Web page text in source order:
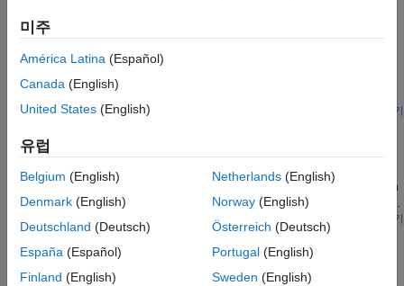
사용자 지정 컴포넌트 및 라이브러리 만들기
Custom Inductor (B-H Curve)
Starting with fundamental parameter values, the parameters for
linear and nonlinear representations are derived. These
parameters are then used in a Simscape™ model and the
simulation outputs compared.
모델 열기
Calculation and confirmation of a nonlinear transformer core
magnetization characteristic. Starting with fundamental
parameter values, the core characteristic is derived. This is then
used in a Simscape™ model of an example test circuit which can
be used to plot the core magnetization characteristic on an
oscilloscope. Model outputs are then compared to the known
values.
모델 열기
Digital Potentiometer Parameterized from Datasheet
How to model a digital potentiometer such as is used to control
audio amplifiers from a digital circuit or microprocessor-
미주
América Latina (Español)
Canada (English)
United States (English)
유럽
Belgium (English)
Denmark (English)
Deutschland (Deutsch)
España (Español)
Finland (English)
Netherlands(English)
Norway(English)
Österreich (Deutsch)
Portugal(English)
Sweden (English)